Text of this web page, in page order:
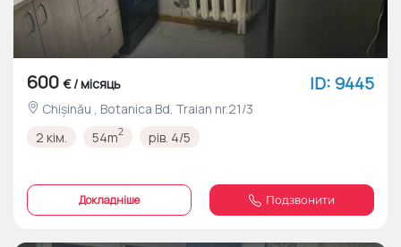
600 € / місяць ID: 9445
Chișinău , Botanica Bd. Traian nr.21/3
2 кім.
54m2 рів. 4/5
Докладніше Подзвонити